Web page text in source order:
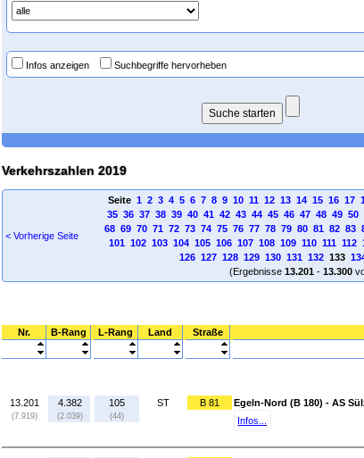
Infos anzeigen Suchbegriffe hervorheben
Verkehrszahlen 2019
< Vorherige Seite
Seite 1 2 3 4 5 6 7 8 9 10 11 12 13 14 15 16 17
35 36 37 38 39 40 41 42 43 44 45 46 47 48 49 50
68 69 70 71 72 73 74 75 76 77 78 79 80 81 82 83
101 102 103 104 105 106 107 108 109 110 111 112
126 127 128 129 130 131 132133
(Ergebnisse 13.201- 13.300
Nr. B-Rang L-Rang Land Straße
13.201
(7.919)
4.382
(2.039)
105
(44)
ST B 81
Egeln-Nord (B 180) - AS
Infos...